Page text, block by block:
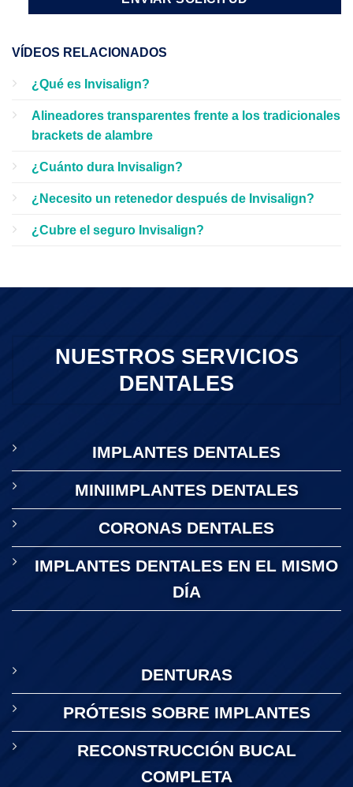
VÍDEOS RELACIONADOS
¿Qué es Invisalign?
Alineadores transparentes frente a los tradicionales
brackets de alambre
¿Cuánto dura Invisalign?
¿Necesito un retenedor después de Invisalign?
¿Cubre el seguro Invisalign?
NUESTROS SERVICIOS
DENTALES
IMPLANTES DENTALES
MINIIMPLANTES DENTALES
CORONAS DENTALES
IMPLANTES DENTALES EN EL MISMO
DÍA
DENTURAS
PRÓTESIS SOBRE IMPLANTES
RECONSTRUCCIÓN BUCAL
COMPLETA